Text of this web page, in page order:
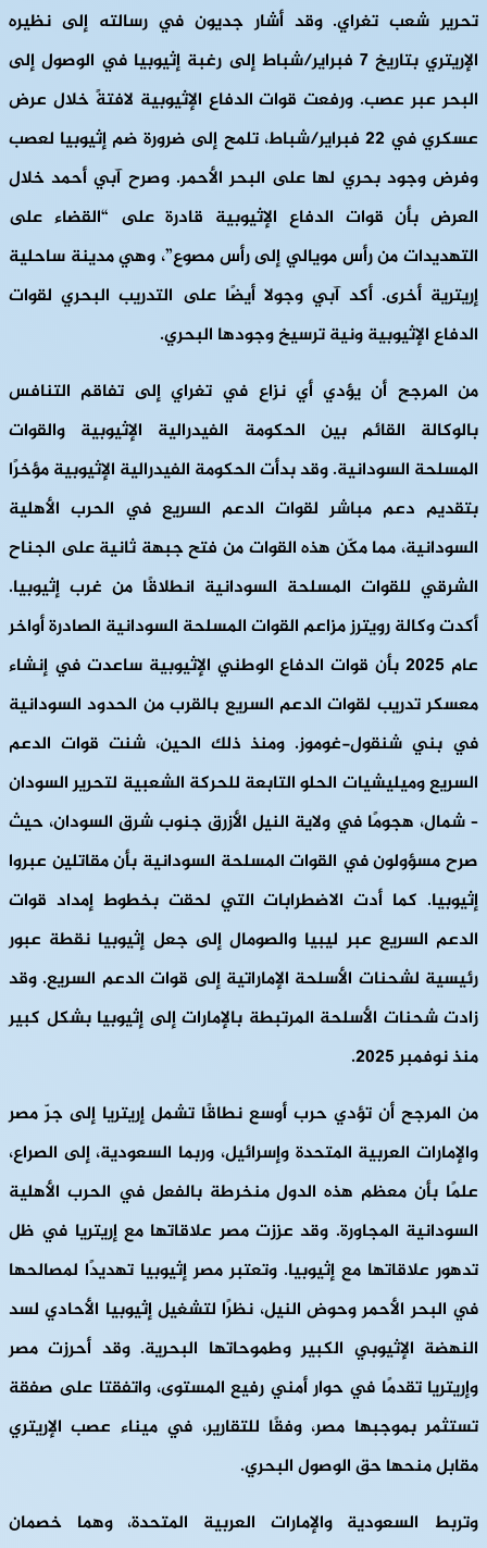
تحرير شعب تغراي. وقد أشار جديون في رسالته إلى نظيره
الإريتري بتاريخ 7 فبراير/شباط إلى رغبة إثيوبيا في الوصول إلى
البحر عبر عصب. ورفعت قوات الدفاع الإثيوبية لافتةً خلال عرض
عسكري في 22 فبراير/شباط، تلمح إلى ضرورة ضم إثيوبيا لعصب
وفرض وجود بحري لها على البحر الأحمر. وصرح آبي أحمد خلال
العرض بأن قوات الدفاع الإثيوبية قادرة على “القضاء على
التهديدات من رأس مويالي إلى رأس مصوع”، وهي مدينة ساحلية
إريترية أخرى. أكد آبي وجولا أيضًا على التدريب البحري لقوات
الدفاع الإثيوبية ونية ترسيخ وجودها البحري.
من المرجح أن يؤدي أي نزاع في تغراي إلى تفاقم التنافس
بالوكالة القائم بين الحكومة الفيدرالية الإثيوبية والقوات
المسلحة السودانية. وقد بدأت الحكومة الفيدرالية الإثيوبية مؤخرًا
بتقديم دعم مباشر لقوات الدعم السريع في الحرب الأهلية
السودانية، مما مكّن هذه القوات من فتح جبهة ثانية على الجناح
الشرقي للقوات المسلحة السودانية انطلاقًا من غرب إثيوبيا.
أكدت وكالة رويترز مزاعم القوات المسلحة السودانية الصادرة أواخر
عام 2025 بأن قوات الدفاع الوطني الإثيوبية ساعدت في إنشاء
معسكر تدريب لقوات الدعم السريع بالقرب من الحدود السودانية
في بني شنقول-غوموز. ومنذ ذلك الحين، شنت قوات الدعم
السريع وميليشيات الحلو التابعة للحركة الشعبية لتحرير السودان
– شمال، هجومًا في ولاية النيل الأزرق جنوب شرق السودان، حيث
صرح مسؤولون في القوات المسلحة السودانية بأن مقاتلين عبروا
إثيوبيا. كما أدت الاضطرابات التي لحقت بخطوط إمداد قوات
الدعم السريع عبر ليبيا والصومال إلى جعل إثيوبيا نقطة عبور
رئيسية لشحنات الأسلحة الإماراتية إلى قوات الدعم السريع. وقد
زادت شحنات الأسلحة المرتبطة بالإمارات إلى إثيوبيا بشكل كبير
منذ نوفمبر 2025.
من المرجح أن تؤدي حرب أوسع نطاقًا تشمل إريتريا إلى جرّ مصر
والإمارات العربية المتحدة وإسرائيل، وربما السعودية، إلى الصراع،
علمًا بأن معظم هذه الدول منخرطة بالفعل في الحرب الأهلية
السودانية المجاورة. وقد عززت مصر علاقاتها مع إريتريا في ظل
تدهور علاقاتها مع إثيوبيا. وتعتبر مصر إثيوبيا تهديدًا لمصالحها
في البحر الأحمر وحوض النيل، نظرًا لتشغيل إثيوبيا الأحادي لسد
النهضة الإثيوبي الكبير وطموحاتها البحرية. وقد أحرزت مصر
وإريتريا تقدمًا في حوار أمني رفيع المستوى، واتفقتا على صفقة
تستثمر بموجبها مصر، وفقًا للتقارير، في ميناء عصب الإريتري
مقابل منحها حق الوصول البحري.
وتربط السعودية والإمارات العربية المتحدة، وهما خصمان